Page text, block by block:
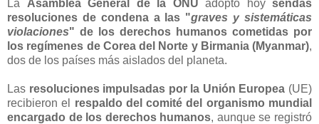
La Asamblea General de la ONU adoptó hoy sendas
resoluciones de condena a las "graves y sistemáticas
violaciones" de los derechos humanos cometidas por
los regímenes de Corea del Norte y Birmania (Myanmar),
dos de los países más aislados del planeta.
Las resoluciones impulsadas por la Unión Europea (UE)
recibieron el respaldo del comité del organismo mundial
encargado de los derechos humanos, aunque se registró